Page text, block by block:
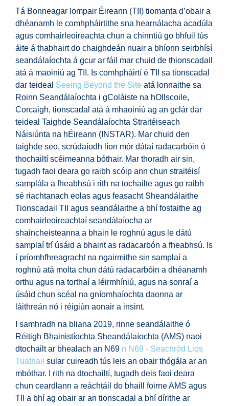
Tá Bonneagar Iompair Éireann (TII) tiomanta d’obair a
dhéanamh le comhpháirtithe sna hearnálacha acadúla
agus comhairleoireachta chun a chinntiú go bhfuil tús
áite á thabhairt do chaighdeán nuair a bhíonn seirbhísí
seandálaíochta á gcur ar fáil mar chuid de thionscadail
atá á maoiniú ag TII. Is comhpháirtí é TII sa tionscadal
dar teideal Seeing Beyond the Site atá lonnaithe sa
Roinn Seandálaíochta i gColáiste na hOllscoile,
Corcaigh, tionscadal atá á mhaoiniú ag an gclár dar
teideal Taighde Seandálaíochta Straitéiseach
Náisiúnta na hÉireann (INSTAR). Mar chuid den
taighde seo, scrúdaíodh líon mór dátaí radacarbóin ó
thochailtí scéimeanna bóthair. Mar thoradh air sin,
tugadh faoi deara go raibh scóip ann chun straitéisí
samplála a fheabhsú i rith na tochailte agus go raibh
sé riachtanach eolas agus feasacht Sheandálaithe
Tionscadail TII agus seandálaithe a bhí fostaithe ag
comhairleoireachtaí seandálaíocha ar
shaincheisteanna a bhain le roghnú agus le dátú
samplaí trí úsáid a bhaint as radacarbón a fheabhsú. Is
í príomhfhreagracht na ngairmithe sin samplaí a
roghnú atá molta chun dátú radacarbóin a dhéanamh
orthu agus na torthaí a léirmhíniú, agus na sonraí a
úsáid chun scéal na gníomhaíochta daonna ar
láithreán nó i réigiún aonair a insint.
I samhradh na bliana 2019, rinne seandálaithe ó
Réitigh Bhainistíochta Sheandálaíochta (AMS) naoi
dtochailt ar bhealach an N69 n N69 - Seachród Lios
Tuathail sular cuireadh tús leis an obair thógála ar an
mbóthar. I rith na dtochailtí, tugadh deis faoi deara
chun ceardlann a reáchtáil do bhaill foirne AMS agus
TII a bhí ag obair ar an tionscadal a bhí dírithe ar